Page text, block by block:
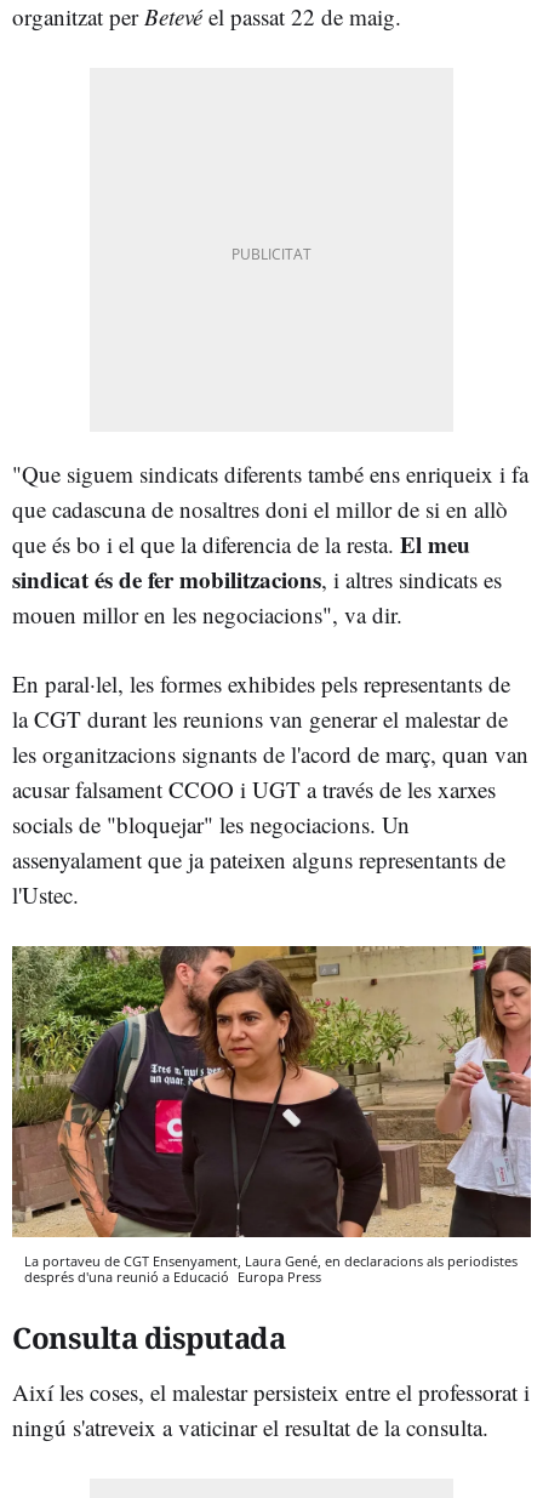
organitzat per Betevéel passat 22 de maig.
"Que siguem sindicats diferents també ens enriqueix i fa
que cadascuna de nosaltres doni el millor de si en allò
que és bo i el que la diferencia de la resta. El meu
sindicat és de fer mobilitzacions, i altres sindicats es
mouen millor en les negociacions", va dir.
En paral·lel, les formes exhibides pels representants de
la CGT durant les reunions van generar el malestar de
les organitzacions signants de l'acord de març, quan van
acusar falsament CCOO i UGT a través de les xarxes
socials de "bloquejar" les negociacions. Un
assenyalament que ja pateixen alguns representants de
l'Ustec.
La portaveu de CGT Ensenyament, Laura Gené, en declaracions als periodistes
després d'una reunió a Educació Europa Press
Consulta disputada
Així les coses, el malestar persisteix entre el professorat i
ningú s'atreveix a vaticinar el resultat de la consulta.